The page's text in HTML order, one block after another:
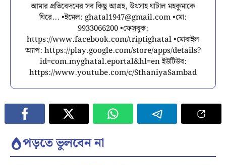
আমার প্রতিবেদনের সব কিছু আগ্রহ, উৎসাহ ঘাটাল মহকুমাকে
ঘিরে... •ইমেল: ghatal1947@gmail.com•মো:
9933066200 •ফেসবুক:
https://www.facebook.com/triptighatal •মোবাইল
অ্যাপ: https://play.google.com/store/apps/details?
id=com.myghatal.eportal&hl=en ইউটিউব:
https://www.youtube.com/c/SthaniyaSambad
পড়তে ভুলবেন না